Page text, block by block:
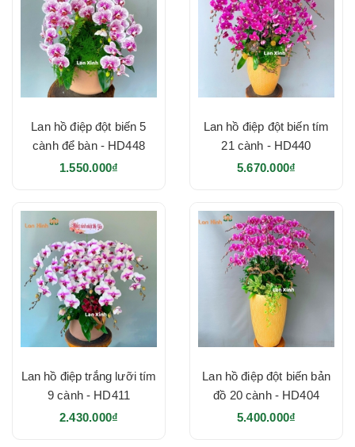
Lan hồ điệp đột biến 5
cành để bàn - HD448
1.550.000₫
Lan hồ điệp đột biến tím
21 cành - HD440
5.670.000₫
Lan hồ điệp trắng lưỡi tím
9 cành - HD411
2.430.000₫
Lan hồ điệp đột biến bản
đồ 20 cành - HD404
5.400.000₫